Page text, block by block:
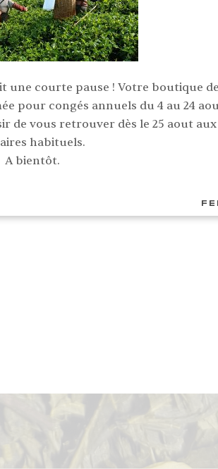
une courte pause ! Votre boutique de
pour congés annuels du 4 au 24
de vous retrouver dès le 25 aout aux
habituels.
A bientôt.